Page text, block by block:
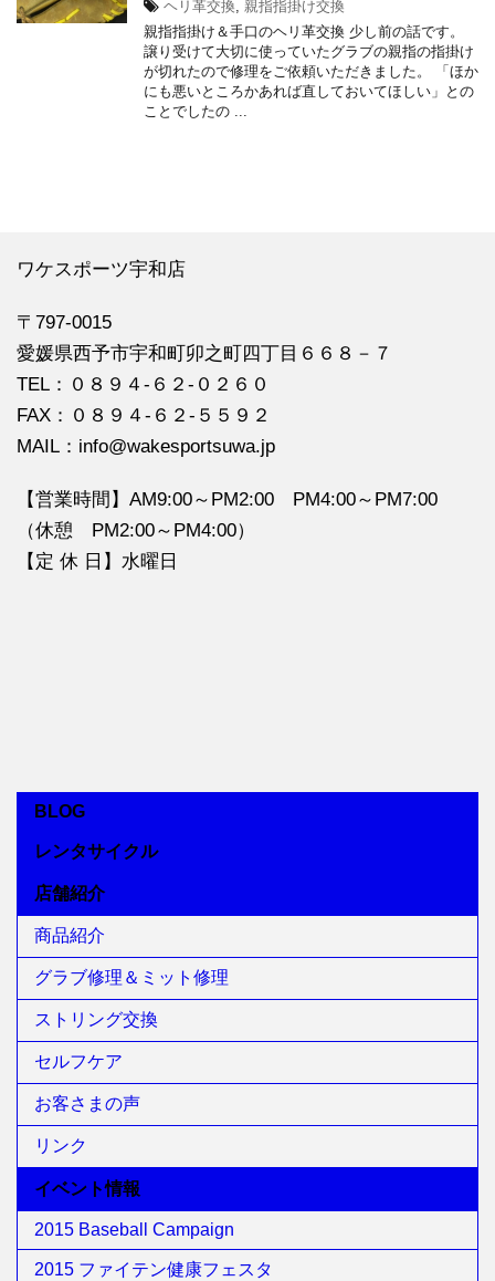
ヘリ革交換, 親指指掛け交換
親指指掛け＆手口のヘリ革交換 少し前の話です。
譲り受けて大切に使っていたグラブの親指の指掛け
が切れたので修理をご依頼いただきました。 「ほか
にも悪いところかあれば直しておいてほしい」との
ことでしたの ...
ワケスポーツ宇和店
〒797-0015
愛媛県西予市宇和町卯之町四丁目６６８－７
TEL：０８９４‐６２‐０２６０
FAX：０８９４‐６２‐５５９２
MAIL：info@wakesportsuwa.jp
【営業時間】AM9:00～PM2:00 PM4:00～PM7:00
（休憩 PM2:00～PM4:00）
【定 休 日】水曜日
BLOG
レンタサイクル
店舗紹介
商品紹介
グラブ修理＆ミット修理
ストリング交換
セルフケア
お客さまの声
リンク
イベント情報
2015 Baseball Campaign
2015 ファイテン健康フェスタ